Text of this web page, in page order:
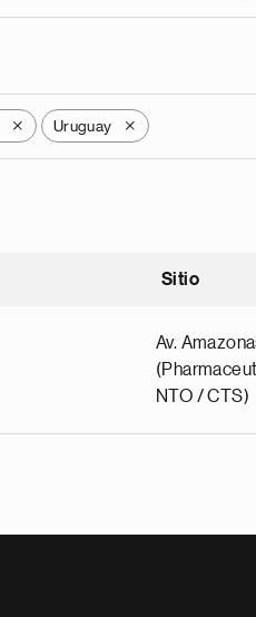
X Uruguay X
Sitio
Av.
NTO / CTS)